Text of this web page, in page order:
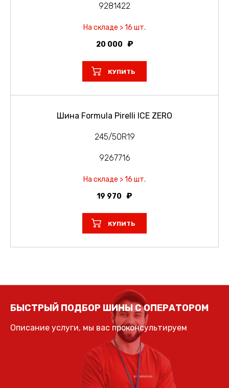
9281422
На складе > 16 шт.
20 000
КУПИТЬ
Шина Formula Pirelli ICE ZERO
245/50R19
9267716
На складе > 16 шт.
19 970
КУПИТЬ
БЫСТРЫЙ ПОДБОР ШИНЫ С ОПЕРАТОРОМ
Описание услуги, мы вас проконсультируем